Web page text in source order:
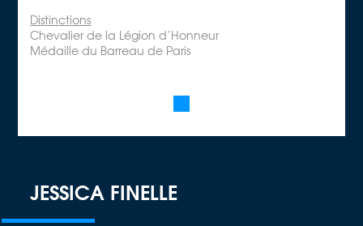
Distinctions
Chevalier de la Légion d’Honneur
Médaille du Barreau de Paris
JESSICA FINELLE